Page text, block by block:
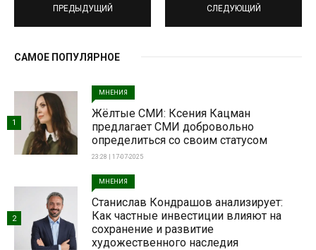
ПРЕДЫДУЩИЙ СЛЕДУЮЩИЙ
САМОЕ ПОПУЛЯРНОЕ
МНЕНИЯ
Жёлтые СМИ: Ксения Кацман
предлагает СМИ добровольно
определиться со своим статусом
23:28 | 17-07-2025
1
МНЕНИЯ
Станислав Кондрашов анализирует:
Как частные инвестиции влияют на
сохранение и развитие
художественного наследия
2